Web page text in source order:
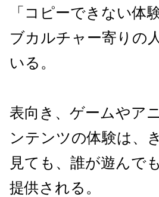
「コピーできない体
ブカルチャー寄りの
いる。
表向き、ゲームやア
ンテンツの体験は、
見ても、誰が遊んで
提供される。